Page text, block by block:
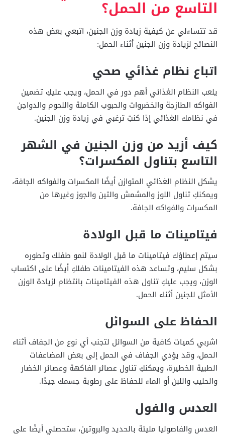
التاسع من الحمل؟
قدتتساءلي عن كيفية زيادة وزن الجنين، اتبعي بعض هذه
النصائح لزيادة وزن الجنين أثناء الحمل:
اتباع نظام غذائي صحي
يلعب النظام الغذائي أهم دور في الحمل، ويجب عليكِ تضمين
الفواكه الطازجة والخضروات والحبوب الكاملة واللحوم والدواجن
في نظامك الغذائي إذا كنتِ ترغبي في زيادة وزن الجنين.
كيف أزيد من وزن الجنين في الشهر
التاسع بتناول المكسرات؟
يشكل النظام الغذائي المتوازن أيضًا المكسرات والفواكه الجافة،
ويمكنكِ تناول اللوز والمشمش والتين والجوز وغيرها من
المكسرات والفواكه الجافة.
فيتامينات ما قبل الولادة
سيتم إعطاؤك فيتامينات ما قبل الولادة لنمو طفلك وتطوره
بشكل سليم، وتساعد هذه الفيتامينات طفلكِ أيضًا على اكتساب
الوزن، ويجب عليكِ تناول هذه الفيتامينات بانتظام لزيادة الوزن
الأمثل للجنين أثناء الحمل.
الحفاظ على السوائل
اشربي كميات كافية من السوائل لتجنب أي نوع من الجفاف أثناء
الحمل، وقد يؤدي الجفاف في الحمل إلى بعض المضاعفات
الطبية الخطيرة، ويمكنكِ تناول عصائر الفاكهة وعصائر الخضار
والحليب واللبن أو الماء للحفاظ على رطوبة جسمك جيدًا.
العدس والفول
العدس والفاصوليا مليئة بالحديد والبروتين، ستحصلي أيضًا على